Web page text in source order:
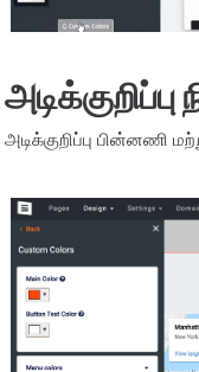
அடிக்குறிப்பு பின்னணி